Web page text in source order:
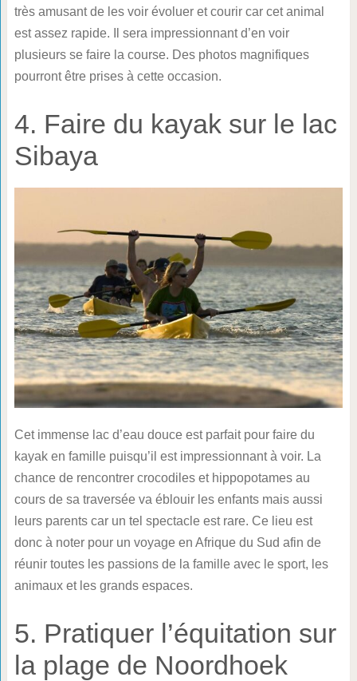
très amusant de les voir évoluer et courir car cet animal
est assez rapide. Il sera impressionnant d’en voir
plusieurs se faire la course. Des photos magnifiques
pourront être prises à cette occasion.
4. Faire du kayak sur le lac
Sibaya
Cet immense lac d’eau douce est parfait pour faire du
kayak en famille puisqu’il est impressionnant à voir. La
chance de rencontrer crocodiles et hippopotames au
cours de sa traversée va éblouir les enfants mais aussi
leurs parents car un tel spectacle est rare. Ce lieu est
donc à noter pour un voyage en Afrique du Sud afin de
réunir toutes les passions de la famille avec le sport, les
animaux et les grands espaces.
5. Pratiquer l’équitation sur
la plage de Noordhoek